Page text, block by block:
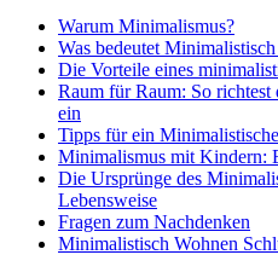
Warum Minimalismus?
Was bedeutet
Die Vorteile eines
Raum für Raum: So
ein
Tipps für ein
Minimalismus mit Kindern:
Die Ursprünge des
Lebensweise
Fragen zum Nachdenken
Minimalistisch Wohnen